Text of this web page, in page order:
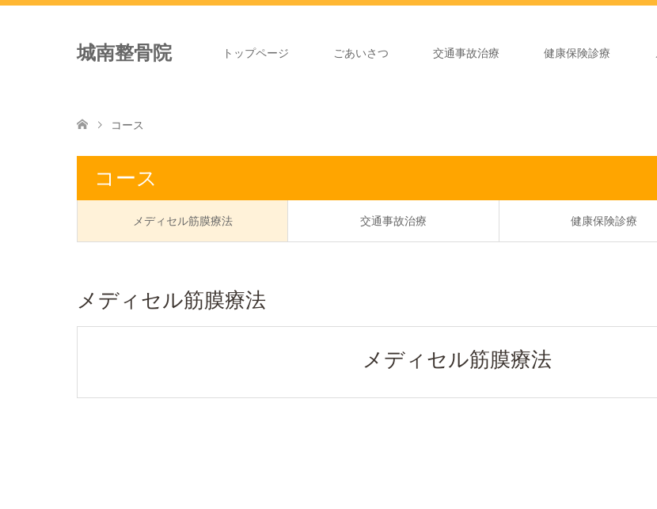
城南整骨院 トップページ ごあいさつ 交通事故治療 健康保険診療
コース
コース
メディセル筋膜療法 交通事故治療 健康保険診療
メディセル筋膜療法
メディセル筋膜療法